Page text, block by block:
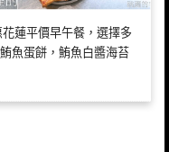
蓮平價早午餐，選擇多
魚蛋餅，鮪魚白醬海苔